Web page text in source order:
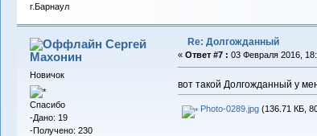
г.Барнаул
Сергей
Махонин
Новичок
Спасибо
-Дано: 19
-Получено: 230
Re: Долгожданный
« Ответ #7 : 03 Февраля 2016,
вот такой Долгожданный у
Photo-0289.jpg(136.71 КБ,